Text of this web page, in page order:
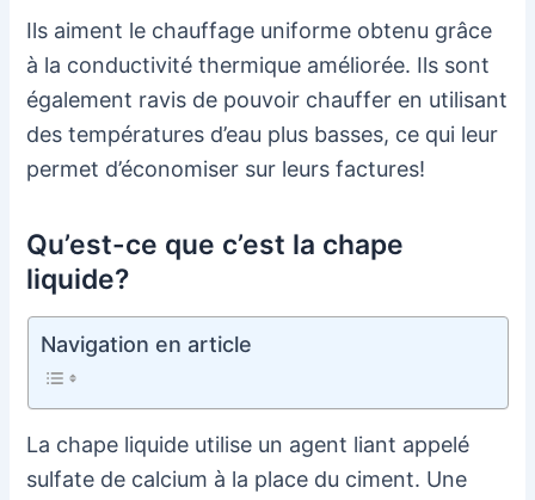
Ils aiment le chauffage uniforme obtenu grâce
à la conductivité thermique améliorée. Ils sont
également ravis de pouvoir chauffer en utilisant
des températures d’eau plus basses, ce qui leur
permet d’économiser sur leurs factures!
Qu’est-ce que c’est la chape
liquide?
Navigation en article
La chape liquide utilise un agent liant appelé
sulfate de calcium à la place du ciment. Une